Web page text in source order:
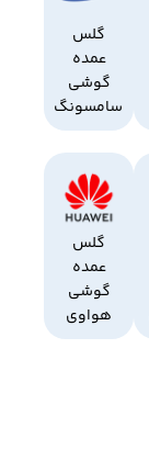
گلس
عمده
گوشی
سامسونگ
گلس
عمده
گوشی
هواوی